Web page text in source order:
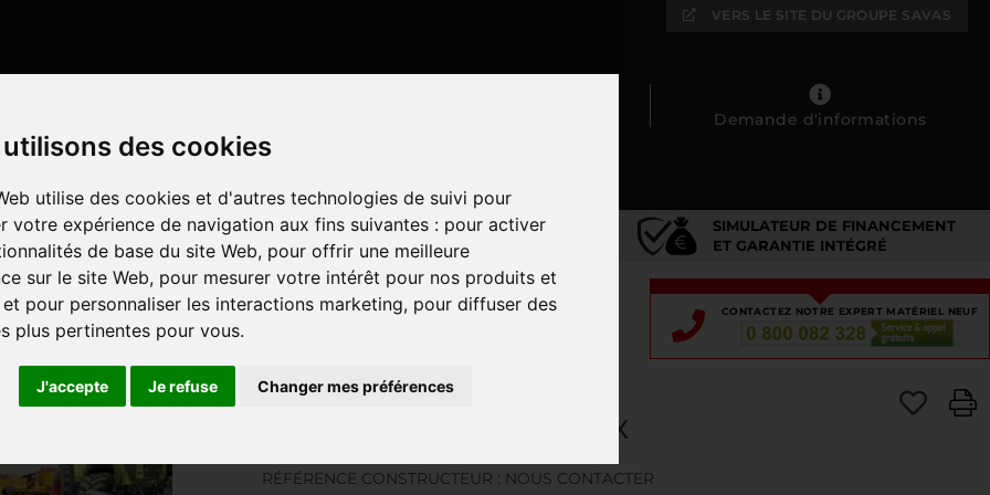
des cookies
utilise des cookies et d'autres technologies de suivi pour
votre expérience de navigation aux fins suivantes : pour activer
de base du site Web, pour offrir une meilleure
sur le site Web, pour mesurer votre intérêt pour nos produits et
pour personnaliser les interactions marketing, pour diffuser des
plus pertinentes pour vous.
J'accepte Je refuse Changer mes préférences
VERS LE SITE DU GROUPE SAVAS
Demande d'informations
EN LIGNE
UN SPÉCIALISTE DÉDIÉ
SIMULATEUR DE FINANCEMENT
ET GARANTIE INTÉGRÉ
600 MAILLEUX
CONTACTEZ NOTRE EXPERT MATÉRIEL NEUF
MAILLEUX
MULTIMASS 600 MAILLEUX
RÉFÉRENCE CONSTRUCTEUR : NOUS CONTACTER